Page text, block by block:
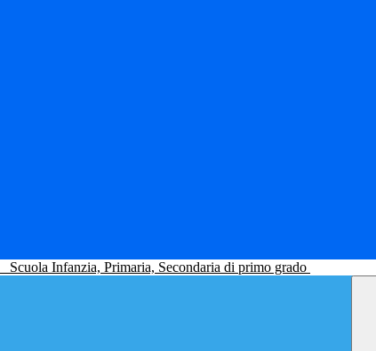
Scuola Infanzia, Primaria, Secondaria di primo grado